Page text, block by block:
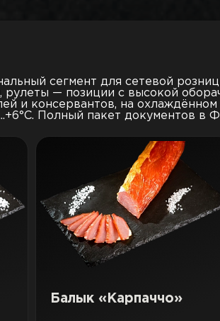
сегмент для сетевой
— позиции с высокой
и консервантов, на охлаждённом
Полный пакет документов в
Балык «Карпаччо»